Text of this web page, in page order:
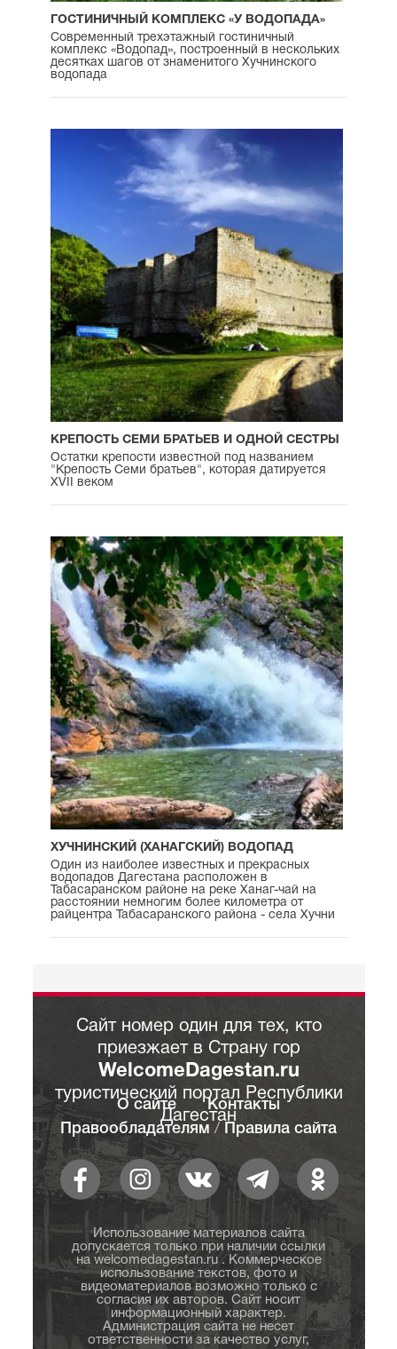
ГОСТИНИЧНЫЙ КОМПЛЕКС «У ВОДОПАДА»
Cовременный трехэтажный гостиничный
комплекс «Водопад», построенный в нескольких
десятках шагов от знаменитого Хучнинского
водопада
КРЕПОСТЬ СЕМИ БРАТЬЕВ И ОДНОЙ СЕСТРЫ
Остатки крепости известной под названием
"Крепость Семи братьев", которая датируется
XVII веком
ХУЧНИНСКИЙ (ХАНАГСКИЙ) ВОДОПАД
Один из наиболее известных и прекрасных
водопадов Дагестана расположен в
Табасаранском районе на реке Ханаг-чай на
расстоянии немногим более километра от
райцентра Табасаранского района - села Хучни
Сайт номер один для тех, кто
приезжает в Страну гор
WelcomeDagestan.ru
туристический портал Республики
Дагестан
О сайте
Контакты
Правообладателям / Правила сайта
Использование материалов сайта
допускается только при наличии ссылки
на welcomedagestan.ru . Коммерческое
использование текстов, фото и
видеоматериалов возможно только с
согласия их авторов. Сайт носит
информационный характер.
Администрация сайта не несет
ответственности за качество услуг,